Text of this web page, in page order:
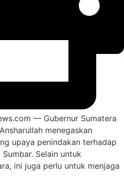
— Gubernur Sumatera
menegaskan
upaya penindakan terhadap
Selain untuk
ini juga perlu untuk menjaga